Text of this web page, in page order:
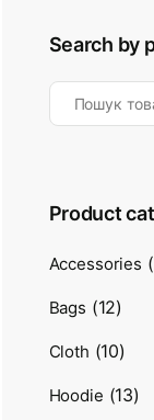
Search by
Product
Accessories
Bags (12)
Cloth (10)
Hoodie (13)